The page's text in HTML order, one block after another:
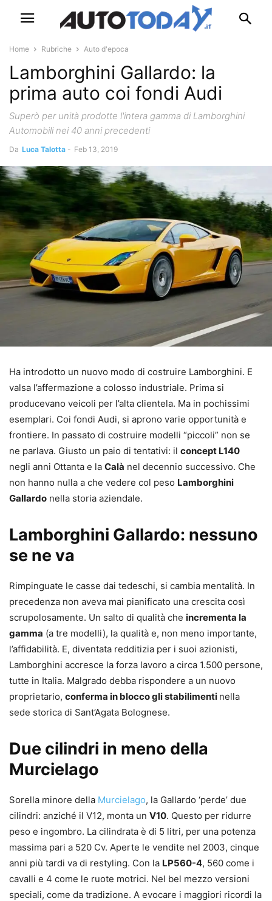
Home Rubriche Auto d'epoca
Lamborghini Gallardo: la
prima auto coi fondi Audi
Superò per unità prodotte l'intera gamma di Lamborghini
Automobili nei 40 anni precedenti
Da Luca Talotta - Feb 13, 2019
Ha introdotto un nuovo modo di costruire Lamborghini. E
valsa l’affermazione a colosso industriale. Prima si
producevano veicoli per l’alta clientela. Ma in pochissimi
esemplari. Coi fondi Audi, si aprono varie opportunità e
frontiere. In passato di costruire modelli “piccoli” non se
ne parlava. Giusto un paio di tentativi: il concept L140
negli anni Ottanta e la Calà nel decennio successivo. Che
non hanno nulla a che vedere col peso Lamborghini
Gallardo nella storia aziendale.
Lamborghini Gallardo: nessuno
se ne va
Rimpinguate le casse dai tedeschi, si cambia mentalità. In
precedenza non aveva mai pianificato una crescita così
scrupolosamente. Un salto di qualità che incrementa la
gamma (a tre modelli), la qualità e, non meno importante,
l’affidabilità. E, diventata redditizia per i suoi azionisti,
Lamborghini accresce la forza lavoro a circa 1.500 persone,
tutte in Italia. Malgrado debba rispondere a un nuovo
proprietario, conferma in blocco gli stabilimenti nella
sede storica di Sant’Agata Bolognese.
Due cilindri in meno della
Murcielago
Sorella minore della Murcielago, la Gallardo ‘perde’ due
cilindri: anziché il V12, monta un V10. Questo per ridurre
peso e ingombro. La cilindrata è di 5 litri, per una potenza
massima pari a 520 Cv. Aperte le vendite nel 2003, cinque
anni più tardi va di restyling. Con la LP560-4, 560 come i
cavalli e 4 come le ruote motrici. Nel bel mezzo versioni
speciali, come da tradizione. A evocare i maggiori ricordi la